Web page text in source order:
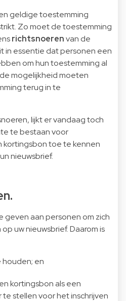
geldige toestemming
Zo moet de toestemming
richtsnoerenvan de
essentie dat personen een
om hun toestemming al
mogelijkheid moeten
terug in te
lijkt er vandaag toch
te bestaan voor
kortingsbon toe te kennen
nieuwsbrief.
geven aan personen om zich
uw nieuwsbrief. Daarom is
en
kortingsbon als een
te stellen voor het inschrijven